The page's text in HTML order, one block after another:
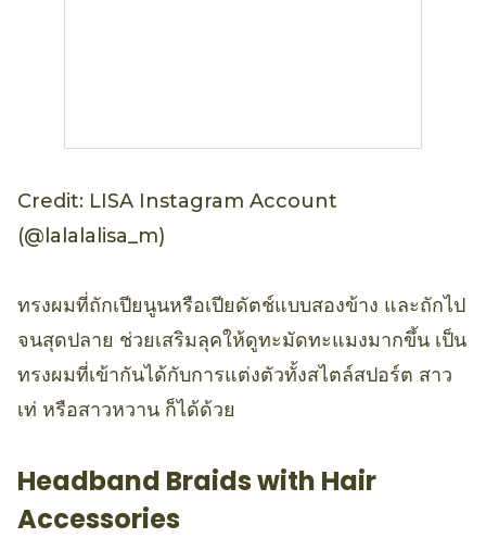
Credit: LISA Instagram Account
(@lalalalisa_m)
ทรงผมที่ถักเปียนูนหรือเปียดัตช์แบบสองข้าง และถักไป
จนสุดปลาย ช่วยเสริมลุคให้ดูทะมัดทะแมงมากขึ้น เป็น
ทรงผมที่เข้ากันได้กับการแต่งตัวทั้งสไตล์สปอร์ต สาว
เท่ หรือสาวหวาน ก็ได้ด้วย
Headband Braids with Hair
Accessories